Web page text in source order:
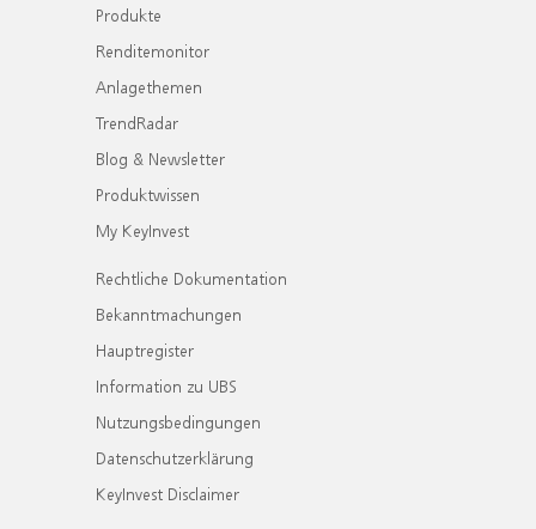
Produkte
Renditemonitor
Anlagethemen
TrendRadar
Blog & Newsletter
Produktwissen
My KeyInvest
Rechtliche Dokumentation
Bekanntmachungen
Hauptregister
Information zu UBS
Nutzungsbedingungen
Datenschutzerklärung
KeyInvest Disclaimer